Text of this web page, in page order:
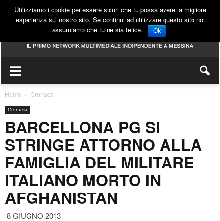
Home Cronaca
Cronaca
BARCELLONA PG SI
STRINGE ATTORNO ALLA
FAMIGLIA DEL MILITARE
ITALIANO MORTO IN
AFGHANISTAN
8 GIUGNO 2013
Utilizziamo i cookie per essere sicuri che tu possa avere la migliore
esperienza sul nostro sito. Se continui ad utilizzare questo sito noi
assumiamo che tu ne sia felice.
Ok